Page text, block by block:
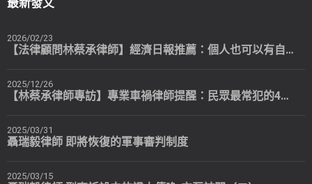
最新發文
2026/02/23
【法律顧問林蔡承律師】經濟日報推薦：個人也可以有自己專屬的法律顧問
2025/12/26
【林蔡承律師專訪】專業車禍律師提醒：民眾最常犯的4個錯誤
2025/03/31
聶瑞毅律師 即將恢復的軍事審判制度
2025/03/15